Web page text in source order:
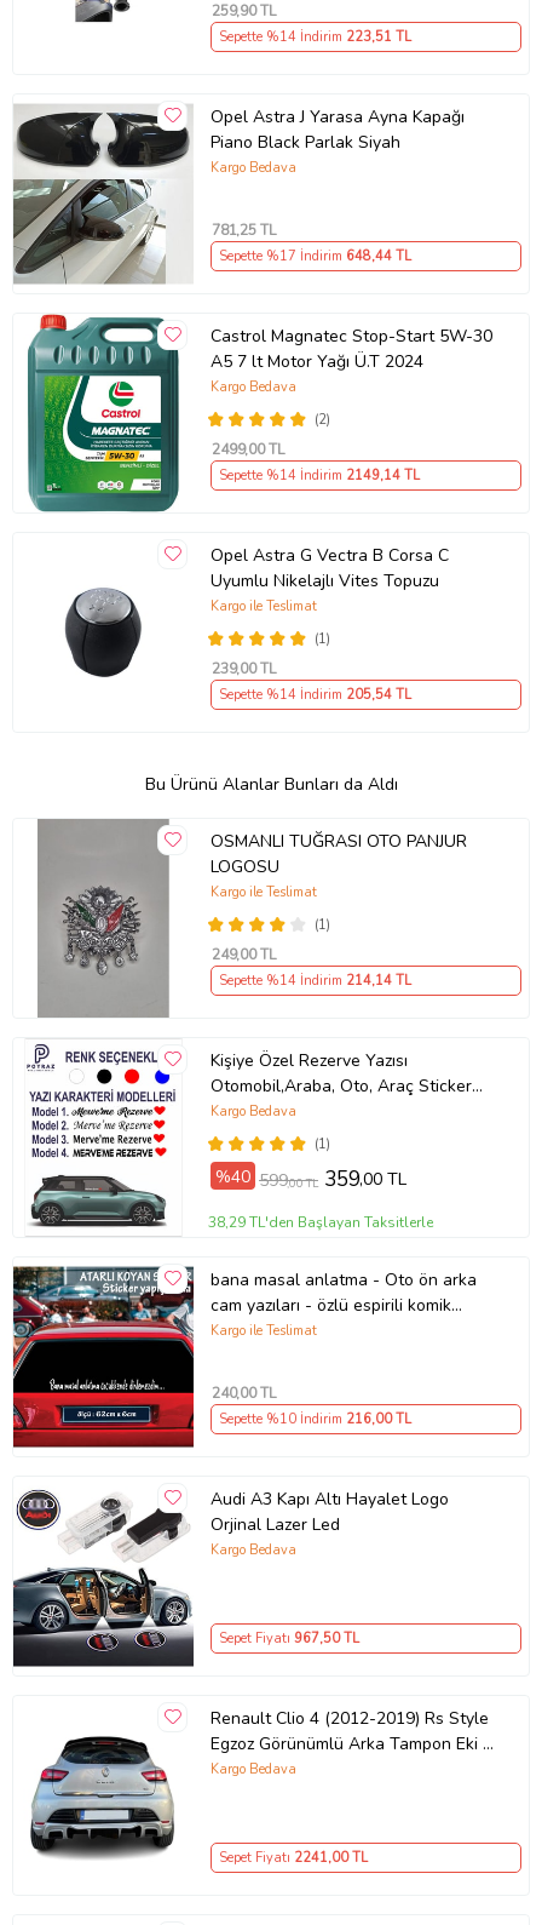
259,90 TL
Sepette %14 İndirim 223,51 TL
Opel Astra J Yarasa Ayna Kapağı
Piano Black Parlak Siyah
Kargo Bedava
781,25 TL
Sepette %17 İndirim 648,44 TL
Castrol Magnatec Stop-Start 5W-30
A5 7 lt Motor Yağı Ü.T 2024
(2)
Kargo Bedava
2499,00 TL
Sepette %14 İndirim 2149,14 TL
Opel Astra G Vectra B Corsa C
Uyumlu Nikelajlı Vites Topuzu
(1)
Kargo ile Teslimat
239,00 TL
Sepette %14 İndirim 205,54 TL
Bu Ürünü Alanlar Bunları da Aldı
OSMANLI TUĞRASI OTO PANJUR
LOGOSU
(1)
Kargo ile Teslimat
249,00 TL
Sepette %14 İndirim 214,14 TL
Kişiye Özel Rezerve Yazısı
Otomobil,Araba, Oto, Araç Sticker
(Parlak Beyaz)
(1)
Kargo Bedava
%40 599,00 TL 359,00 TL
38,29 TL'den Başlayan Taksitlerle
bana masal anlatma - Oto ön arka
cam yazıları - özlü espirili komik
türkçe koyan sözler
Kargo ile Teslimat
240,00 TL
Sepette %10 İndirim 216,00 TL
Audi A3 Kapı Altı Hayalet Logo
Orjinal Lazer Led
Kargo Bedava
Sepet Fiyatı 967,50 TL
Renault Clio 4 (2012-2019) Rs Style
Egzoz Görünümlü Arka Tampon Eki -
Difüzör (Plastik)
Kargo Bedava
Sepet Fiyatı 2241,00 TL